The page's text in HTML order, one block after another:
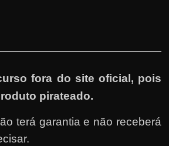
fora do site oficial, pois
pirateado.
terá garantia e não receberá